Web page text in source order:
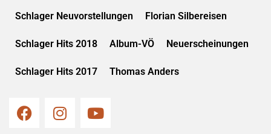
Schlager Neuvorstellungen Florian Silbereisen
Schlager Hits 2018 Album-VÖ Neuerscheinungen
Schlager Hits 2017 Thomas Anders